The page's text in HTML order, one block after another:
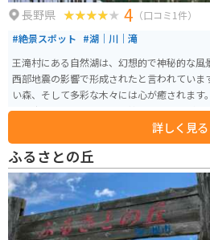
長野県 4 （口コミ1件）
#絶景スポット #湖｜川｜滝
王滝村にある自然湖は、幻想的で神秘的な
西部地震の影響で形成されたと言われてい
い森、そして多彩な木々には心が癒されます
とで出来た湖のため、立ち枯れした木々があり幻想的で
ーツーリングが人気で、標高900mに広がる
きます。初心者の方でもレクリエーショナ
トラクターと一緒に気軽に楽しめます。駐車
スでトイレはありません。
詳しく見る
ふるさとの丘